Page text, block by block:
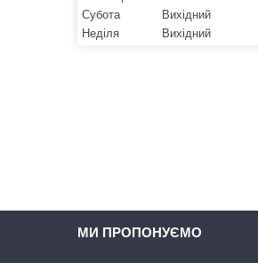
Субота
Вихідний
Неділя
Вихідний
МИ ПРОПОНУЄМО